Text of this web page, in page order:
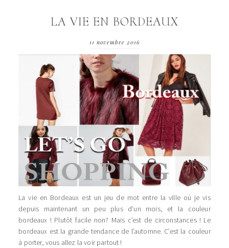
LA VIE EN BORDEAUX
11 novembre 2016
La vie en Bordeaux est un jeu de mot entre la ville où je vis
depuis maintenant un peu plus d’un mois, et la couleur
bordeaux ! Plutôt facile non? Mais c’est de circonstances ! Le
bordeaux est la grande tendance de l’automne. C’est la couleur
à porter, vous allez la voir partout !